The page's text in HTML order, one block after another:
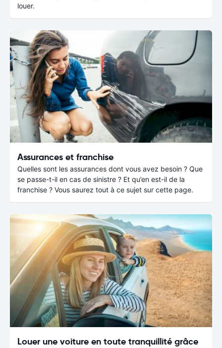
louer.
Assurances et franchise
Quelles sont les assurances dont vous avez besoin ? Que
se passe-t-il en cas de sinistre ? Et qu’en est-il de la
franchise ? Vous saurez tout à ce sujet sur cette page.
Louer une voiture en toute tranquillité grâce